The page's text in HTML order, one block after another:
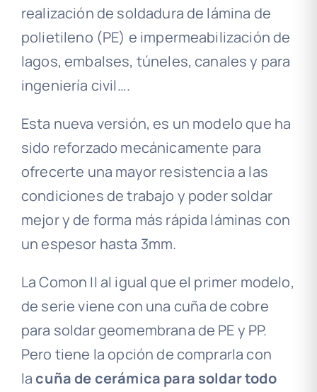
realización de soldadura de lámina de
polietileno (PE) e impermeabilización de
lagos, embalses, túneles, canales y para
ingeniería civil….
Esta nueva versión, es un modelo que ha
sido reforzado mecánicamente para
ofrecerte una mayor resistencia a las
condiciones de trabajo y poder soldar
mejor y de forma más rápida láminas con
un espesor hasta 3mm.
La Comon II al igual que el primer modelo,
de serie viene con una cuña de cobre
para soldar geomembrana de PE y PP.
Pero tiene la opción de comprarla con
lacuña de cerámica para soldar todo